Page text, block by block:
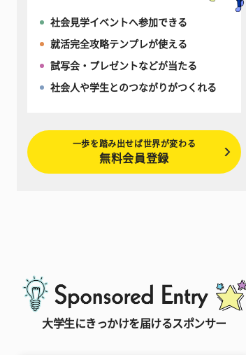
社会見学イベントへ参加できる
就活完全攻略テンプレが使える
試写会・プレゼントなどが当たる
社会人や学生とのつながりがつくれる
一歩を踏み出せば世界が変わる
無料会員登録
大学生にきっかけを届けるスポンサー